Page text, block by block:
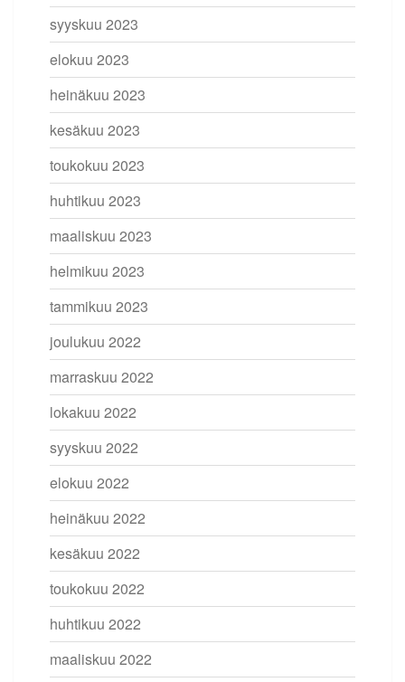
syyskuu 2023
elokuu 2023
heinäkuu 2023
kesäkuu 2023
toukokuu 2023
huhtikuu 2023
maaliskuu 2023
helmikuu 2023
tammikuu 2023
joulukuu 2022
marraskuu 2022
lokakuu 2022
syyskuu 2022
elokuu 2022
heinäkuu 2022
kesäkuu 2022
toukokuu 2022
huhtikuu 2022
maaliskuu 2022